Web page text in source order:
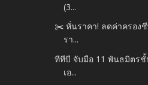
(3...
✂️ หั่นราคา! ลดค่าครอง
รา...
ทีทีบี จับมือ 11 พันธมิตร
เอ...